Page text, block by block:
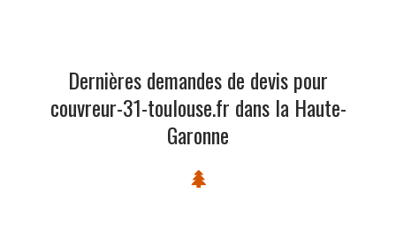
Dernières demandes de devis pour
couvreur-31-toulouse.fr dans la Haute-
Garonne